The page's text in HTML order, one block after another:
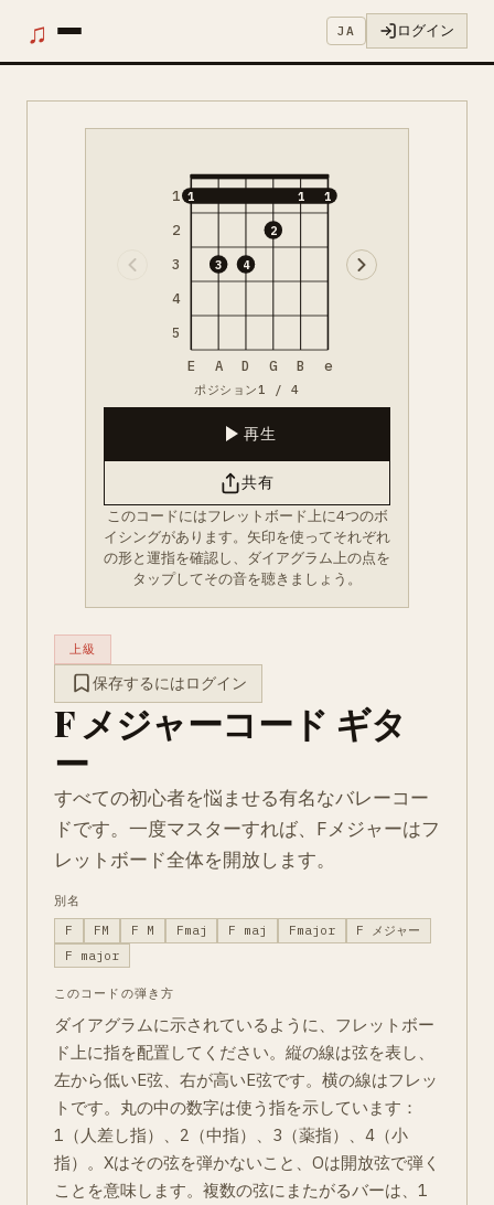
♫ JA ログイン
1
2
3
4
5
1
3 4
2
1 1
E A D G B e
ポジション1 / 4
再生
共有
このコードにはフレットボード上に4つのボ
イシングがあります。矢印を使ってそれぞれ
の形と運指を確認し、ダイアグラム上の点を
タップしてその音を聴きましょう。
上級
保存するにはログイン
F メジャーコード ギタ
ー
すべての初心者を悩ませる有名なバレーコー
ドです。一度マスターすれば、Fメジャーはフ
レットボード全体を開放します。
別名
F
FM F M Fmaj F maj Fmajor
F メジャー
F major
このコードの弾き方
ダイアグラムに示されているように、フレットボー
ド上に指を配置してください。縦の線は弦を表し、
左から低いE弦、右が高いE弦です。横の線はフレッ
トです。丸の中の数字は使う指を示しています：
1（人差し指）、2（中指）、3（薬指）、4（小
指）。Xはその弦を弾かないこと、Oは開放弦で弾く
ことを意味します。複数の弦にまたがるバーは、1